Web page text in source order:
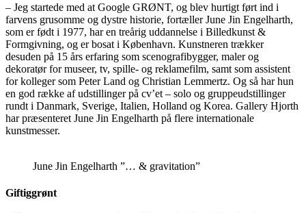
– Jeg startede med at Google GRØNT, og blev hurtigt ført ind i
farvens grusomme og dystre historie, fortæller June Jin Engelharth,
som er født i 1977, har en treårig uddannelse i Billedkunst &
Formgivning, og er bosat i København. Kunstneren trækker
desuden på 15 års erfaring som scenografibygger, maler og
dekoratør for museer, tv, spille- og reklamefilm, samt som assistent
for kolleger som Peter Land og Christian Lemmertz. Og så har hun
en god række af udstillinger på cv’et – solo og gruppeudstillinger
rundt i Danmark, Sverige, Italien, Holland og Korea. Gallery Hjorth
har præsenteret June Jin Engelharth på flere internationale
kunstmesser.
June Jin Engelharth ”… & gravitation”
Giftiggrønt